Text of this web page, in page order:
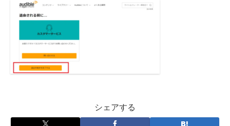
シェアする